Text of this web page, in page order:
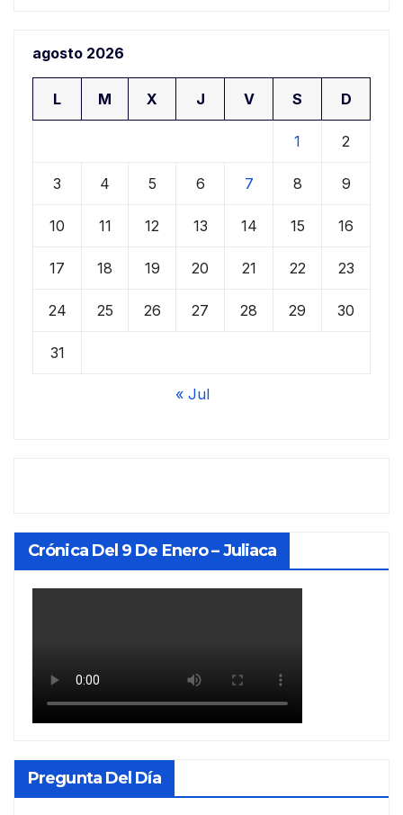
agosto 2026
L M X J V S D
1 2
3 4 5 6 7 8 9
10 11 12 13 14 15 16
17 18 19 20 21 22 23
24 25 26 27 28 29 30
31
« Jul
Crónica Del 9 De Enero – Juliaca
Pregunta Del Día